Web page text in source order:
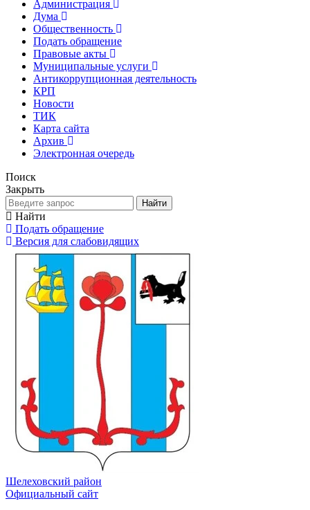
Администрация
Дума
Общественность
Подать обращение
Правовые акты
Муниципальные услуги
Антикоррупционная деятельность
КРП
Новости
ТИК
Карта сайта
Архив
Электронная очередь
Поиск
Закрыть
Найти
Найти
Подать обращение
Версия для слабовидящих
Шелеховский район
Официальный сайт